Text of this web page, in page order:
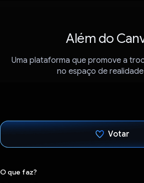
Além do
Uma plataforma que promove a
no espaço de
Votar
O que faz?